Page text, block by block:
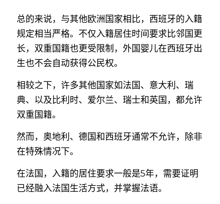
总的来说，与其他欧洲国家相比，西班牙的入籍
规定相当严格。不仅入籍居住时间要求比邻国更
长，双重国籍也更受限制，外国婴儿在西班牙出
生也不会自动获得公民权。
相较之下，许多其他国家如法国、意大利、瑞
典、以及比利时、爱尔兰、瑞士和英国，都允许
双重国籍。
然而，奥地利、德国和西班牙通常不允许，除非
在特殊情况下。
在法国，入籍的居住要求一般是5年，需要证明
已经融入法国生活方式，并掌握法语。